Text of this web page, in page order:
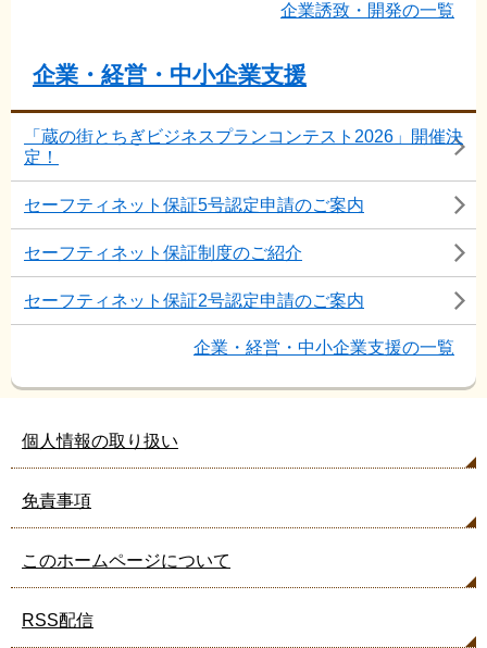
企業誘致・開発の一覧
企業・経営・中小企業支援
「蔵の街とちぎビジネスプランコンテスト2026」開催決
定！
セーフティネット保証5号認定申請のご案内
セーフティネット保証制度のご紹介
セーフティネット保証2号認定申請のご案内
企業・経営・中小企業支援の一覧
個人情報の取り扱い
免責事項
このホームページについて
RSS配信